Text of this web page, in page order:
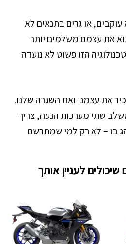
או גרים בתנאים לא
את עצמם משלמים יותר
הזו פשוט לא נועדה
את עצמנו ואת השגרה שלנו.
שתי מערכות הנעה, צריך
בו – לא רק למי שמתרשם
שיכולים לעניין אותך